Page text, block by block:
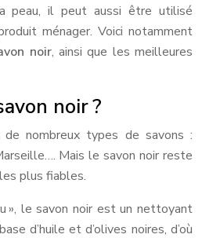
peau, il peut aussi être utilisé
ménager. Voici notamment
noir, ainsi que les meilleures
noir ?
de nombreux types de savons :
Mais le savon noir reste
plus fiables.
», le savon noir est un nettoyant
d’huile et d’olives noires, d’où